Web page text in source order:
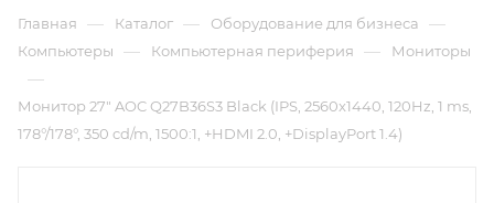
Главная — Каталог — Оборудование для бизнеса —
Компьютеры — Компьютерная периферия — Мониторы
—
Монитор 27" AOC Q27B36S3 Black (IPS, 2560x1440, 120Hz, 1 ms,
178°/178°, 350 cd/m, 1500:1, +HDMI 2.0, +DisplayPort 1.4)